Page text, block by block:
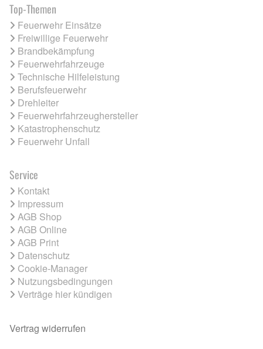
Top-Themen
Feuerwehr Einsätze
Freiwillige Feuerwehr
Brandbekämpfung
Feuerwehrfahrzeuge
Technische Hilfeleistung
Berufsfeuerwehr
Drehleiter
Feuerwehrfahrzeughersteller
Katastrophenschutz
Feuerwehr Unfall
Service
Kontakt
Impressum
AGB Shop
AGB Online
AGB Print
Datenschutz
Cookie-Manager
Nutzungsbedingungen
Verträge hier kündigen
Vertrag widerrufen